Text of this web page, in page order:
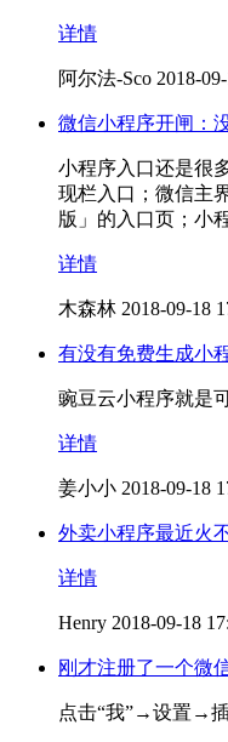
详情
阿尔法-Sco 2018-
微信小程序开闸：
小程序入口还是很
现栏入口；微信主
版」的入口页；小
详情
木森林 2018-09-18
有没有免费生成小
豌豆云小程序就是
详情
姜小小 2018-09-18
外卖小程序最近火
详情
Henry 2018-09-18
刚才注册了一个微
点击“我”→设置→插